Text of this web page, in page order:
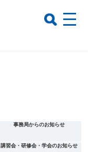
事務局からのお知らせ
講習会・研修会・学会のお知らせ